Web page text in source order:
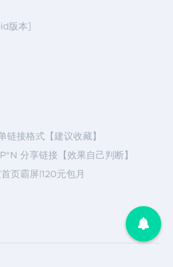
版本]
接格式【建议收藏】
分享链接【效果自己判断】
页霸屏|120元包月